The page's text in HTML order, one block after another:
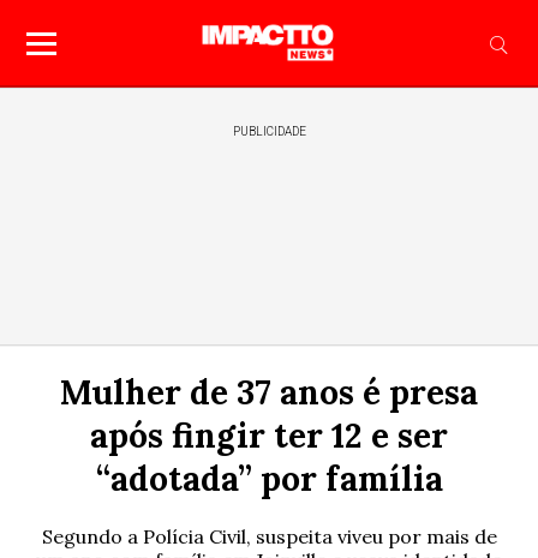
PUBLICIDADE
Mulher de 37 anos é presa
após fingir ter 12 e ser
“adotada” por família
Segundo a Polícia Civil, suspeita viveu por mais de